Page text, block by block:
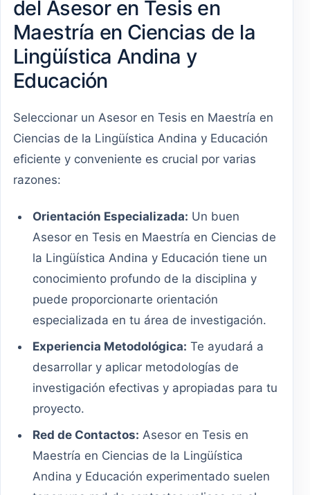
del Asesor en Tesis en
Maestría en Ciencias de la
Lingüística Andina y
Educación
Seleccionar un Asesor en Tesis en Maestría en
Ciencias de la Lingüística Andina y Educación
eficiente y conveniente es crucial por varias
razones:
Orientación Especializada: Un buen
Asesor en Tesis en Maestría en Ciencias de
la Lingüística Andina y Educación tiene un
conocimiento profundo de la disciplina y
puede proporcionarte orientación
especializada en tu área de investigación.
Experiencia Metodológica: Te ayudará a
desarrollar y aplicar metodologías de
investigación efectivas y apropiadas para tu
proyecto.
Red de Contactos: Asesor en Tesis en
Maestría en Ciencias de la Lingüística
Andina y Educación experimentado suelen